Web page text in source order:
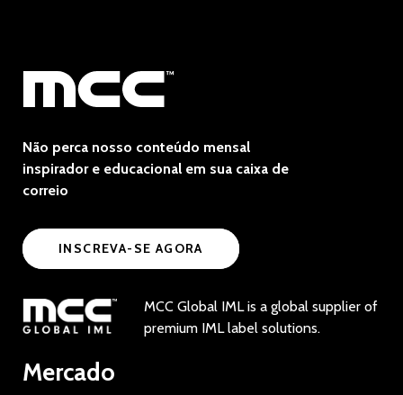
Não perca nosso conteúdo mensal
inspirador e educacional em sua caixa de
correio
INSCREVA-SE AGORA
MCC Global IML is a global supplier of
premium IML label solutions.
Mercado